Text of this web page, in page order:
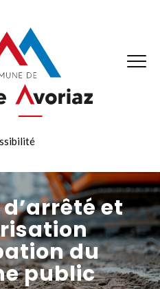
du
public